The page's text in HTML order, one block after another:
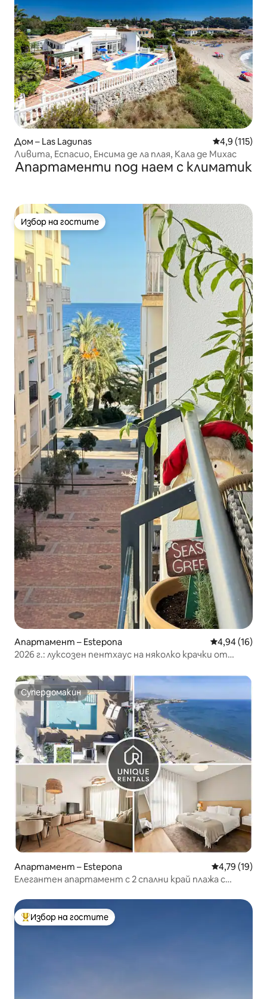
Дом – Las Lagunas Средна
4,9 (115)
Ливита, Еспасио, Енсима де ла плая, Кала де Михас
Апартаменти под наем с климатик
Избор на гостите
Избор на гостите
Апартамент – Estepona Средна
4,94 (16)
2026 г.: луксозен пентхаус на няколко крачки от
Супердомакин
Супердомакин
Апартамент – Estepona Средна
4,79 (19)
Елегантен апартамент с 2 спални край плажа с
Най-популярен избор на гостите
Избор на гостите